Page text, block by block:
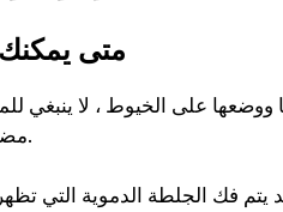
متى
ووضعها على الخيوط ، لا ينبغي
مضاعفات مثل العدوى والتجويف الجاف والنزيف المطول.
يتم فك الجلطة الدموية التي